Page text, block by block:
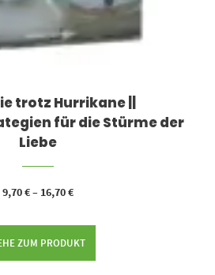
trotz Hurrikane ||
für die Stürme der
Liebe
9,70€– 16,70€
ZUM PRODUKT